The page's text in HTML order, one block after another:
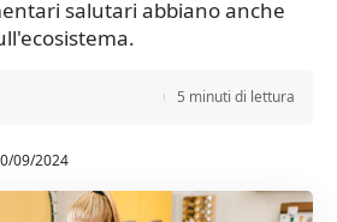
salutari abbiano anche
09/2024
5 minuti di lettura